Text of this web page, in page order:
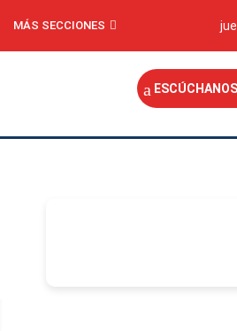
MÁS SECCIONES